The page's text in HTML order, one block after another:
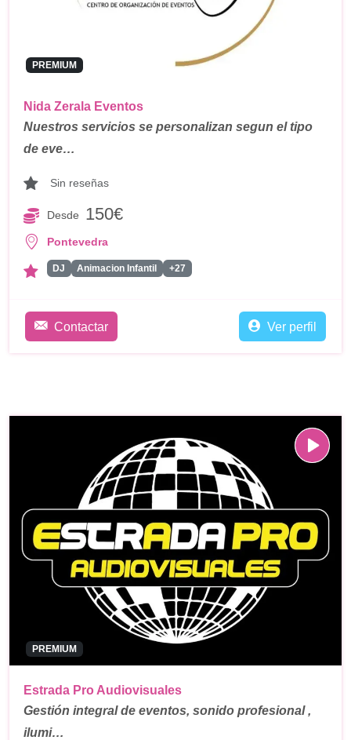
PREMIUM
Nida Zerala Eventos
Nuestros servicios se personalizan segun el tipo
de eve…
Sin reseñas
Desde 150€
Pontevedra
DJ Animacion Infantil +27
Contactar Ver perfil
PREMIUM
Estrada Pro Audiovisuales
Gestión integral de eventos, sonido profesional ,
ilumi…